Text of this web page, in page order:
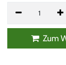
Zum